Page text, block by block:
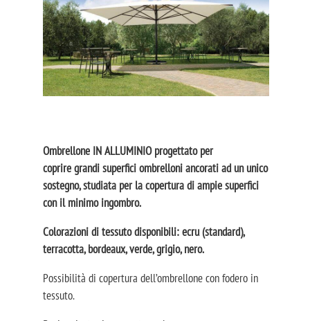
Ombrellone IN ALLUMINIO progettato per
coprire grandi superfici ombrelloni ancorati ad un unico
sostegno, studiata per la copertura di ampie superfici
con il minimo ingombro.
Colorazioni di tessuto disponibili: ecru (standard),
terracotta, bordeaux, verde, grigio, nero.
Possibilità di copertura dell’ombrellone con fodero in
tessuto.